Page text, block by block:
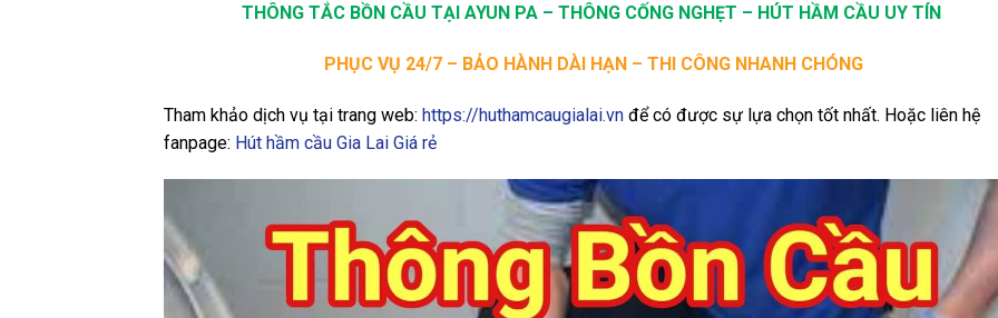
THÔNG TẮC BỒN CẦU TẠI AYUN PA –THÔNG CỐNG NGHẸT – HÚT HẦM CẦU UY TÍN
PHỤC VỤ 24/7 – BẢO HÀNH DÀI HẠN – THI CÔNG NHANH CHÓNG
Tham khảo dịch vụ tại trang web: https://huthamcaugialai.vn để có được sự lựa chọn tốt nhất. Hoặc liên hệ
fanpage: Hút hầm cầu Gia Lai Giá rẻ